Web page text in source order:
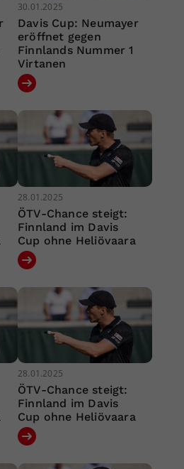
30.01.2025
Davis Cup: Neumayer
eröffnet gegen
Finnlands Nummer 1
Virtanen
28.01.2025
ÖTV-Chance steigt:
Finnland im Davis
Cup ohne Heliövaara
28.01.2025
ÖTV-Chance steigt:
Finnland im Davis
Cup ohne Heliövaara